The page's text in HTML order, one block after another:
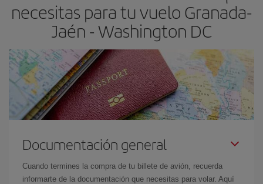
necesitas para tu vuelo Granada-
Jaén - Washington DC
Documentación general
Cuando termines la compra de tu billete de avión, recuerda
informarte de la documentación que necesitas para volar. Aquí